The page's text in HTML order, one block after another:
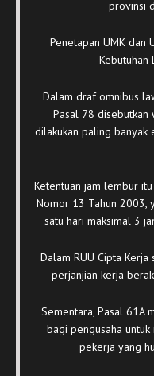
provinsi
Penetapan UMK dan
Kebutuhan
Dalam draf omnibus
Pasal 78 disebutkan
dilakukan paling banyak
Ketentuan jam lembur
Nomor 13 Tahun 2003,
satu hari maksimal 3
Dalam RUU Cipta
perjanjian kerja
Sementara, Pasal 61A
bagi pengusaha
pekerja yang